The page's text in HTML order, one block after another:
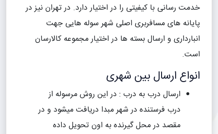
خدمت رسانی با کیفیتی را در اختیار دارد. در تهران نیز در
پایانه های مسافربری اصلی شهر سوله هایی جهت
انبارداری و ارسال بسته ها در اختیار مجموعه کالارسان
است.
انواع ارسال بین شهری
ارسال درب به درب : در این روش مرسوله از
درب فرستنده در شهر مبدا دریافت میشود و در
مقصد در محل گیرنده به اون تحویل داده